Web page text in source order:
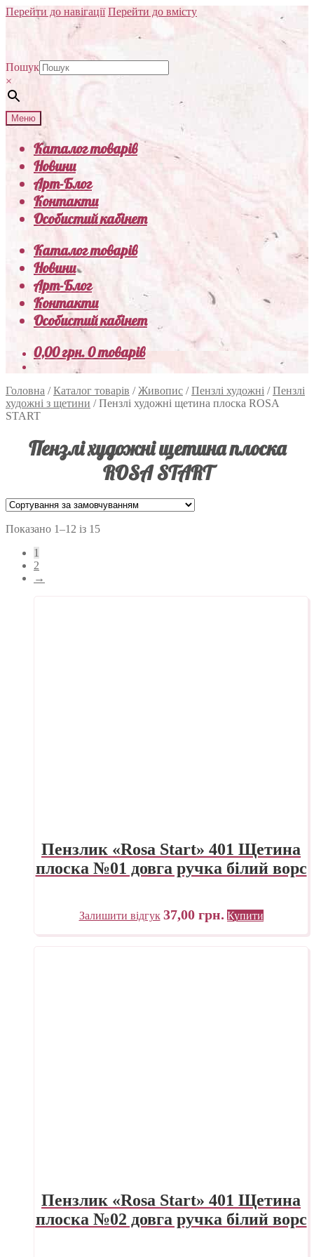
Перейти до навігації Перейти до вмісту
Пошук
×
Меню
Каталог товарів
Новини
Арт-Блог
Контакти
Особистий кабінет
Каталог товарів
Новини
Арт-Блог
Контакти
Особистий кабінет
0,00грн.0 товарів
Головна /Каталог товарів /Живопис /Пензлі художні /Пензлі
художні з щетини /Пензлі художні щетина плоска ROSA
START
Пензлі художні щетина плоска
ROSA START
Показано 1–12 із 15
1
2
→
Пензлик «Rosa Start» 401 Щетина
плоска №01 довга ручка білий ворс
Залишити відгук 37,00 грн. Купити
Пензлик «Rosa Start» 401 Щетина
плоска №02 довга ручка білий ворс